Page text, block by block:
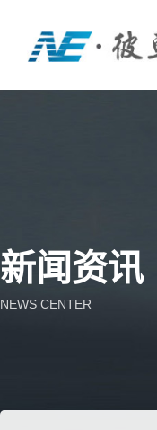
新闻资讯
NEWS CENTER